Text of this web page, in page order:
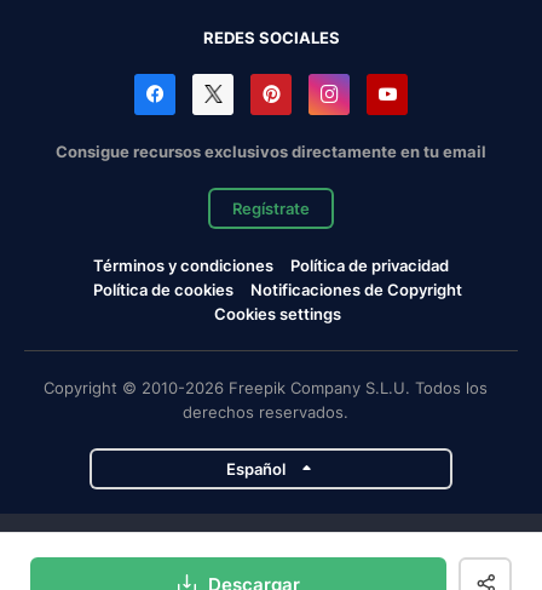
Descargar
REDES SOCIALES
Consigue recursos exclusivos directamente en tu email
Regístrate
Términos y condiciones
Política de privacidad
Política de cookies
Notificaciones de Copyright
Cookies settings
Copyright © 2010-2026 Freepik Company S.L.U. Todos los
derechos reservados.
Español